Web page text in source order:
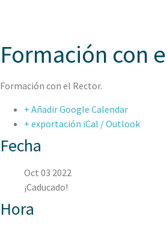
Formación con
Formación con el Rector.
+ Añadir Google Calendar
+ exportación iCal / Outlook
Fecha
Oct 03 2022
¡Caducado!
Hora